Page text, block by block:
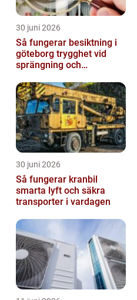
30 juni 2026
Så fungerar besiktning i
göteborg trygghet vid
sprängning och
30 juni 2026
Så fungerar kranbil
smarta lyft och säkra
transporter i vardagen